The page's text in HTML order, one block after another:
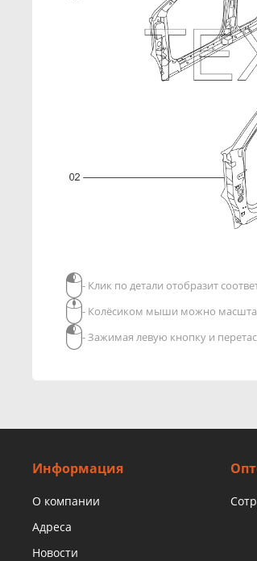
- Клик по детали отобразит
- Колёсиком мыши можно
- Зажимая левую кнопку и
Информация
О компании
Адреса
Новости